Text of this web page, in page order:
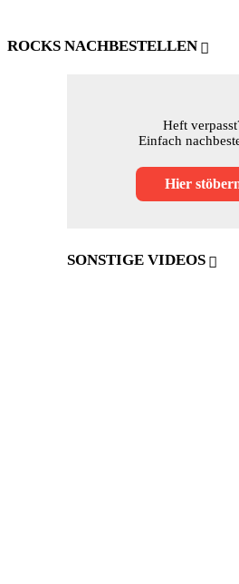
ROCKS NACHBESTELLEN
Heft
Einfach
Hier
SONSTIGE VIDEOS